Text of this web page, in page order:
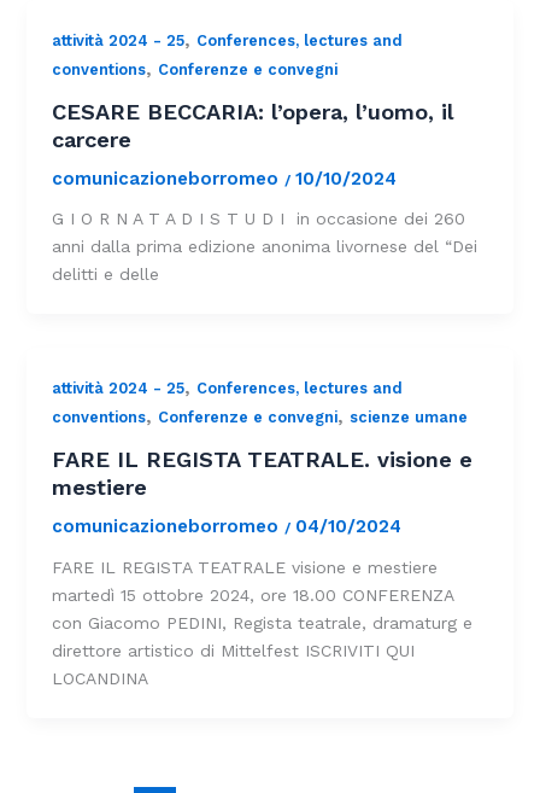
attività 2024 - 25, Conferences, lectures and
conventions, Conferenze e convegni
CESARE BECCARIA: l’opera, l’uomo, il
carcere
comunicazioneborromeo / 10/10/2024
G I O R N A T A D I S T U D I in occasione dei 260
anni dalla prima edizione anonima livornese del “Dei
delitti e delle
attività 2024 - 25, Conferences, lectures and
conventions, Conferenze e convegni, scienze umane
FARE IL REGISTA TEATRALE. visione e
mestiere
comunicazioneborromeo / 04/10/2024
FARE IL REGISTA TEATRALE visione e mestiere
martedì 15 ottobre 2024, ore 18.00 CONFERENZA
con Giacomo PEDINI, Regista teatrale, dramaturg e
direttore artistico di Mittelfest ISCRIVITI QUI
LOCANDINA